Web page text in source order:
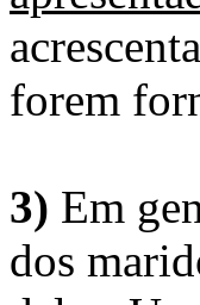
forem
3) Em
dos